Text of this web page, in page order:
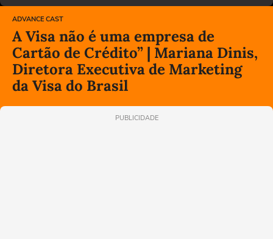
ADVANCE CAST
A Visa não é uma empresa de
Cartão de Crédito” | Mariana Dinis,
Diretora Executiva de Marketing
da Visa do Brasil
PUBLICIDADE